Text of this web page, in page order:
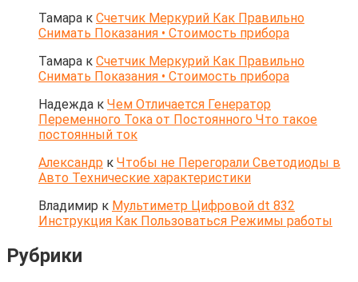
Тамара к Счетчик Меркурий Как Правильно
Снимать Показания • Стоимость прибора
Тамара к Счетчик Меркурий Как Правильно
Снимать Показания • Стоимость прибора
Надежда к Чем Отличается Генератор
Переменного Тока от Постоянного Что такое
постоянный ток
Александр к Чтобы не Перегорали Светодиоды в
Авто Технические характеристики
Владимир к Мультиметр Цифровой dt 832
Инструкция Как Пользоваться Режимы работы
Рубрики